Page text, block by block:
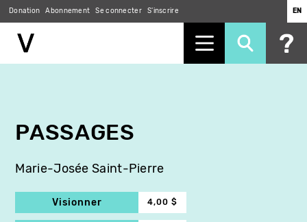
Donation Abonnement Se connecter S'inscrire EN
PASSAGES
Marie-Josée Saint-Pierre
Visionner 4,00 $